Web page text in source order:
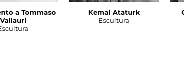
a Tommaso
Vallauri
Kemal Ataturk
Escultura